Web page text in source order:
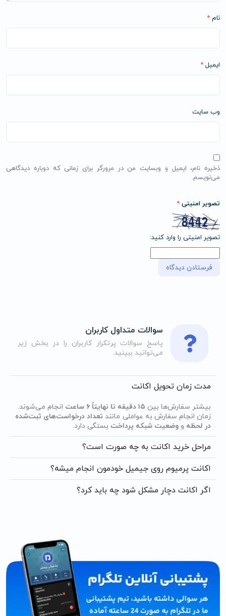
نام *
ایمیل *
وب‌ سایت
ذخیره نام، ایمیل و وبسایت من در مرورگر برای زمانی که دوباره دیدگاهی
می‌نویسم.
تصویر امنیتی *
تصویر امنیتی را وارد کنید:
سوالات متداول کاربران
پاسخ سوالات پرتکرار کاربران را در بخش زیر
می‌توانید ببینید.
مدت زمان تحویل اکانت
بیشتر سفارش‌ها بین ۱۵ دقیقه تا نهایتاً ۶ ساعت
انجام می‌شوند.
زمان انجام سفارش به عواملی مانند تعداد درخواست‌های ثبت‌شده
در لحظه و وضعیت شبکه پرداخت بستگی دارد.
مراحل خرید اکانت به چه صورت است؟
اکانت پرمیوم روی جیمیل خودمون انجام میشه؟
اگر اکانت دچار مشکل شود چه باید کرد؟